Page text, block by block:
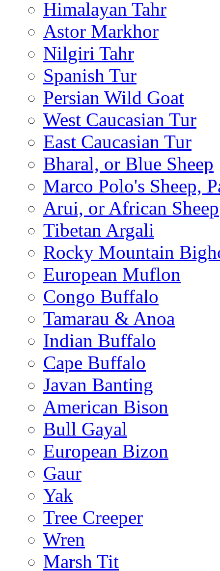
Himalayan Tahr
Astor Markhor
Nilgiri Tahr
Spanish Tur
Persian Wild Goat
West Caucasian Tur
East Caucasian Tur
Bharal, or Blue Sheep
Marco Polo's Sheep,
Arui, or African Sheep
Tibetan Argali
Rocky Mountain
European Muflon
Congo Buffalo
Tamarau & Anoa
Indian Buffalo
Cape Buffalo
Javan Banting
American Bison
Bull Gayal
European Bizon
Gaur
Yak
Tree Creeper
Wren
Marsh Tit